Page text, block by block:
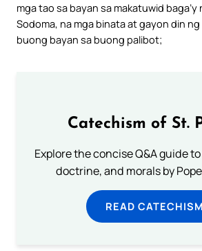
mga tao sa bayan sa makatuwid baga’y
Sodoma, na mga binata at gayon din
buong bayan sa buong palibot;
Catechism of St.
Explore the concise Q&A guide
doctrine, and morals by
READ CATECHISM